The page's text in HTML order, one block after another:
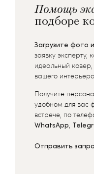
Помощь
подборе
Загрузите фото
заявку эксперту,
идеальный
вашего
Получите
удобном для вас
встрече, по
WhatsApp,
Отправить